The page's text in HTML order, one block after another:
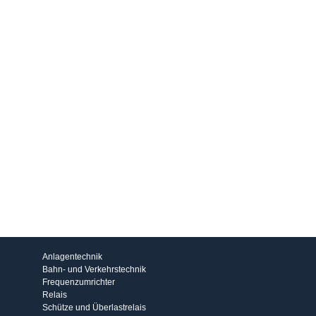
Anlagentechnik
Bahn- und Verkehrstechnik
Frequenzumrichter
Relais
Schütze und Überlastrelais